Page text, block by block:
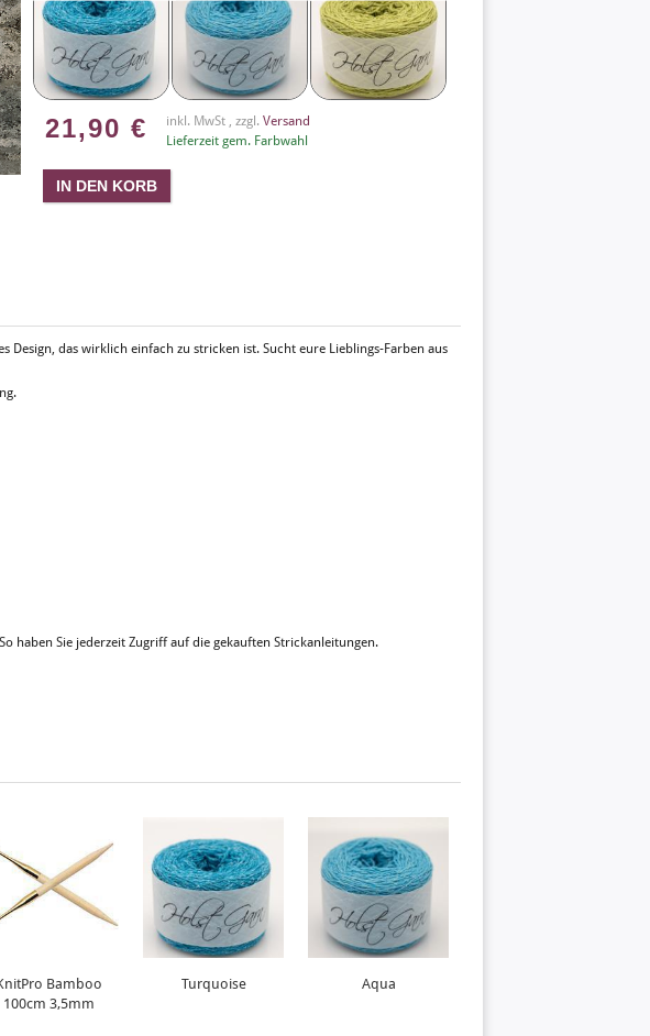
21,90 € inkl. MwSt , zzgl. Versand
Lieferzeit gem. Farbwahl
Design, das wirklich einfach zu stricken ist. Sucht eure Lieblings-Farben aus
haben Sie jederzeit Zugriff auf die gekauften Strickanleitungen.
Bamboo
100cm 3,5mm
Turquoise Aqua